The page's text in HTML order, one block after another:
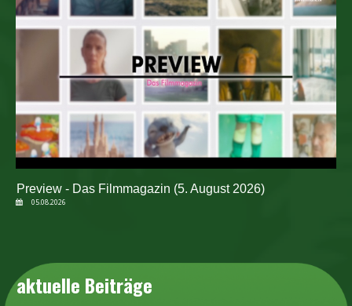
Preview - Das Filmmagazin (5. August 2026)
05.08.2026
aktuelle Beiträge